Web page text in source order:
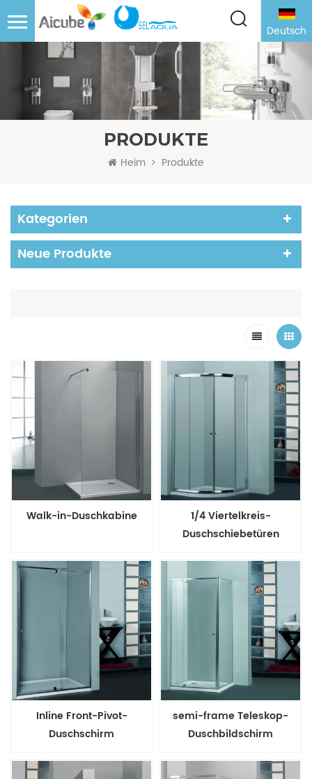
Deutsch
PRODUKTE
Heim Produkte
Kategorien
Neue Produkte
Walk-in-Duschkabine
1/4 Viertelkreis-
Duschschiebetüren
Inline Front-Pivot-
Duschschirm
semi-frame Teleskop-
Duschbildschirm